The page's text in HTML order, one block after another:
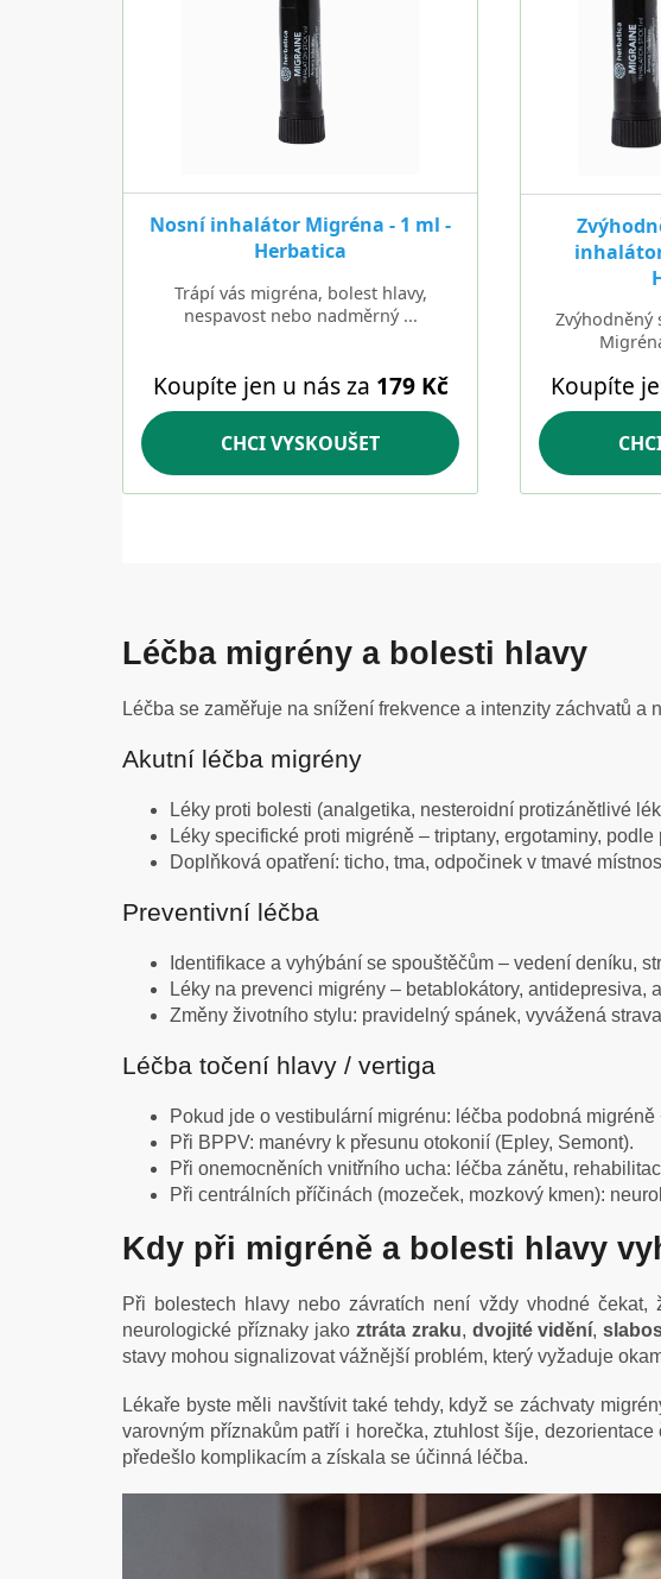
Léčba migrény a bolesti hlavy
Léčba se zaměřuje na snížení frekvence a intenzity záchvatů
Akutní léčba migrény
Léky proti bolesti (analgetika, nesteroidní protizánětlivé
Léky specifické proti migréně – triptany, ergotaminy, podle
Doplňková opatření: ticho, tma, odpočinek v tmavé
Preventivní léčba
Identifikace a vyhýbání se spouštěčům – vedení deníku,
Léky na prevenci migrény – betablokátory,
Změny životního stylu: pravidelný spánek, vyvážená
Léčba točení hlavy / vertiga
Pokud jde o vestibulární migrénu: léčba podobná migréně
Při BPPV: manévry k přesunu otokonií (Epley, Semont).
Při onemocněních vnitřního ucha: léčba zánětu,
Při centrálních příčinách (mozeček, mozkový kmen):
Kdy při migréně a bolesti hlavy
Při bolestech hlavy nebo závratích není vždy vhodné
neurologické příznaky jako ztráta zraku, dvojité vidění,
stavy mohou signalizovat vážnější problém, který vyžaduje
Lékaře byste měli navštívit také tehdy, když se záchvaty
varovným příznakům patří i horečka, ztuhlost šíje,
předešlo komplikacím a získala se účinná léčba.